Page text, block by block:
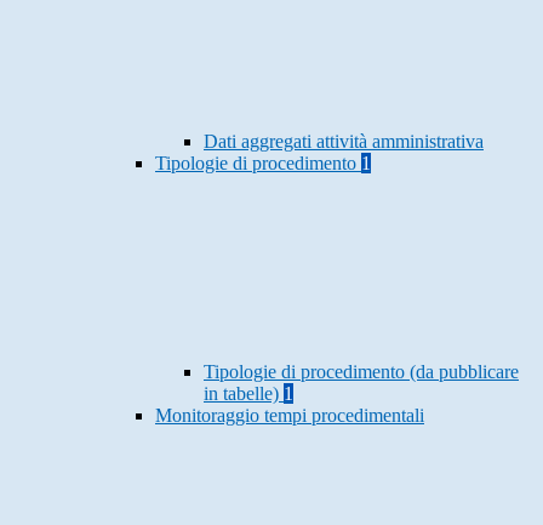
Dati aggregati attività amministrativa
Tipologie di procedimento 1
Tipologie di procedimento (da pubblicare
in tabelle) 1
Monitoraggio tempi procedimentali